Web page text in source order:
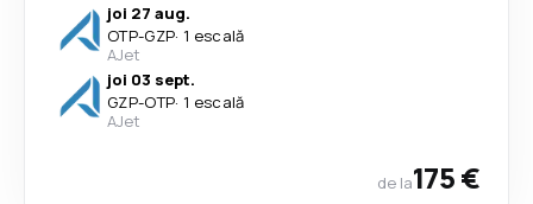
joi 27 aug.
OTP-GZP· 1 escală
AJet
joi 03 sept.
GZP-OTP· 1 escală
AJet
de la175 €